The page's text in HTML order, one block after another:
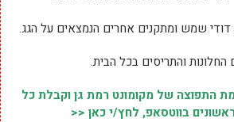
דודי שמש ומתקנים אחרים הנמצאים על הגג.
והתריסים בכל הבית.
התפוצה של מקומונט רמת גן וקבלת כל
בווטסאפ, לחץ/י כאן <<